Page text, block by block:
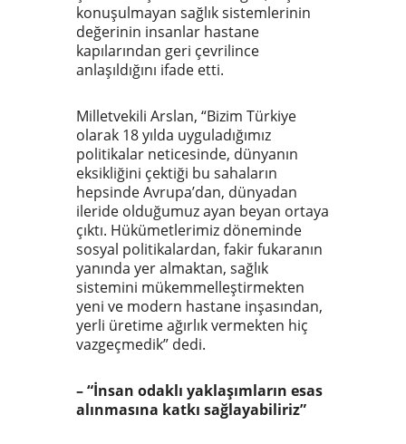
konuşulmayan sağlık sistemlerinin
değerinin insanlar hastane
kapılarından geri çevrilince
anlaşıldığını ifade etti.
Milletvekili Arslan, “Bizim Türkiye
olarak 18 yılda uyguladığımız
politikalar neticesinde, dünyanın
eksikliğini çektiği bu sahaların
hepsinde Avrupa’dan, dünyadan
ileride olduğumuz ayan beyan ortaya
çıktı. Hükümetlerimiz döneminde
sosyal politikalardan, fakir fukaranın
yanında yer almaktan, sağlık
sistemini mükemmelleştirmekten
yeni ve modern hastane inşasından,
yerli üretime ağırlık vermekten hiç
vazgeçmedik” dedi.
– “İnsan odaklı yaklaşımların esas
alınmasına katkı sağlayabiliriz”